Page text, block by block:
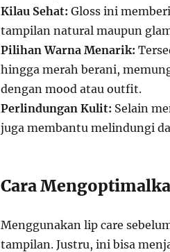
Kilau Sehat: Gloss ini
tampilan natural maupun
Pilihan Warna Menarik:
hingga merah berani,
dengan mood atau outfit.
Perlindungan Kulit: Selain
juga membantu melindungi
Cara
Menggunakan lip care
tampilan. Justru, ini bisa